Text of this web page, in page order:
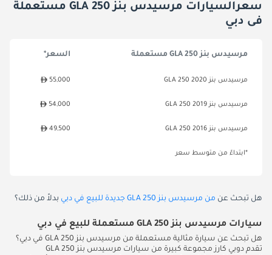
سعرالسيارات مرسيدس بنز GLA 250 مستعملة
فى دبي
مرسيدس بنز GLA 250 مستعملة السعر*
مرسيدس بنز GLA 250 2020 55,000
مرسيدس بنز GLA 250 2019 54,000
مرسيدس بنز GLA 250 2016 49,500
*ابتداءً من متوسط سعر
هل تبحث عن من مرسيدس بنز GLA 250 جديدة للبيع في دبي بدلاً من ذلك؟
سيارات مرسيدس بنز GLA 250 مستعملة للبيع في دبي
هل تبحث عن سيارة مثالية مستعملة من مرسيدس بنز GLA 250 في دبي؟
تقدم دوبي كارز مجموعة كبيرة من سيارات مرسيدس بنز GLA 250